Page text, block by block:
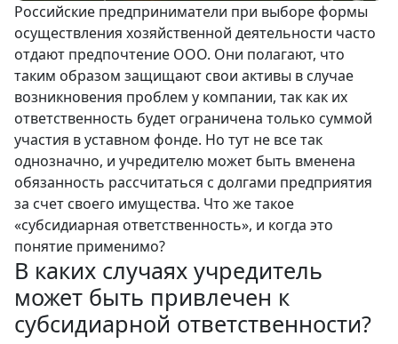
Российские предприниматели при выборе формы
осуществления хозяйственной деятельности часто
отдают предпочтение ООО. Они полагают, что
таким образом защищают свои активы в случае
возникновения проблем у компании, так как их
ответственность будет ограничена только суммой
участия в уставном фонде. Но тут не все так
однозначно, и учредителю может быть вменена
обязанность рассчитаться с долгами предприятия
за счет своего имущества. Что же такое
«субсидиарная ответственность», и когда это
понятие применимо?
В каких случаях учредитель
может быть привлечен к
субсидиарной ответственности?